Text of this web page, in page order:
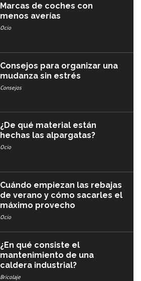
Marcas de coches con
menos averías​
Ocio
Consejos para organizar una
mudanza sin estrés
Consejos
¿De qué material están
hechas las alpargatas?
Ocio
Cuándo empiezan las rebajas
de verano y cómo sacarles el
máximo provecho
Ocio
¿En qué consiste el
mantenimiento de una
caldera industrial?
Bricolaje